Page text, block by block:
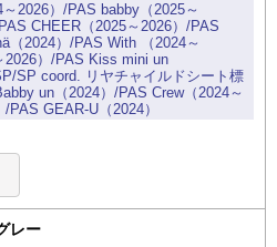
2026）/PAS babby（2025～
CHEER（2025～2026）/PAS
（2024）/PAS With （2024～
2026）/PAS Kiss mini un
SP coord. リヤチャイルドシート標
un（2024）/PAS Crew（2024～
GEAR-U（2024）
レー